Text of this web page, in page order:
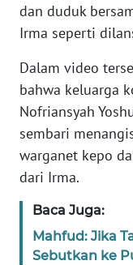
dan duduk
Irma seperti
Dalam video
bahwa keluarga
Nofriansyah
sembari
warganet kepo
dari Irma.
Baca Juga:
Mahfud: Jika
Sebutkan ke
WN
BANTEN
WN
NTT
WN
KEPRI
PAPUA
WN